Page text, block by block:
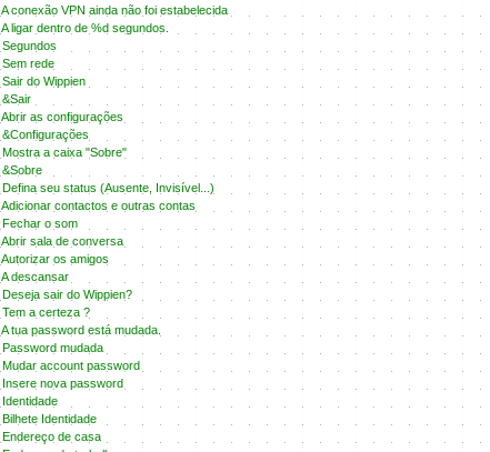
A conexão VPN ainda não foi estabelecida
A ligar dentro de %d segundos.
Segundos
Sem rede
Sair do Wippien
&Sair
Abrir as configurações
&Configurações
Mostra a caixa "Sobre"
&Sobre
Defina seu status (Ausente, Invisível...)
Adicionar contactos e outras contas
Fechar o som
Abrir sala de conversa
Autorizar os amigos
A descansar
Deseja sair do Wippien?
Tem a certeza ?
A tua password está mudada.
Password mudada
Mudar account password
Insere nova password
Identidade
Bilhete Identidade
Endereço de casa